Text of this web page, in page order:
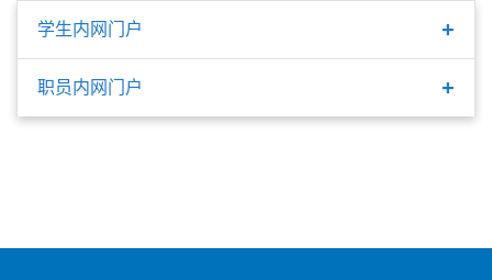
学生内网门户
内网门户简介（学生）
职员内网门户
在线工作流审批